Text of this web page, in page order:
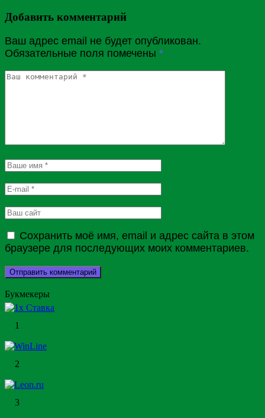
Добавить комментарий
Ваш адрес email не будет опубликован.
Обязательные поля помечены *
Сохранить моё имя, email и адрес сайта в этом
браузере для последующих моих комментариев.
Букмекеры
1
2
3